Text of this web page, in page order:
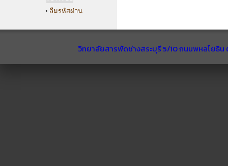
• ลืมรหัสผ่าน
วิทยาลัยสารพัดช่างสระบุรี 5/10 ถนนพหลโยธิ